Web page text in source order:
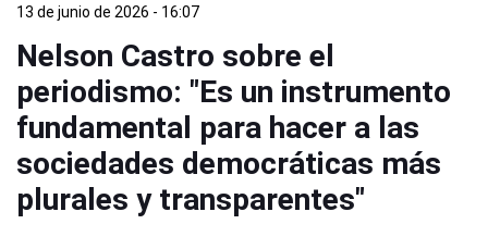
13 de junio de 2026 - 16:07
Nelson Castro sobre el
periodismo: "Es un instrumento
fundamental para hacer a las
sociedades democráticas más
plurales y transparentes"